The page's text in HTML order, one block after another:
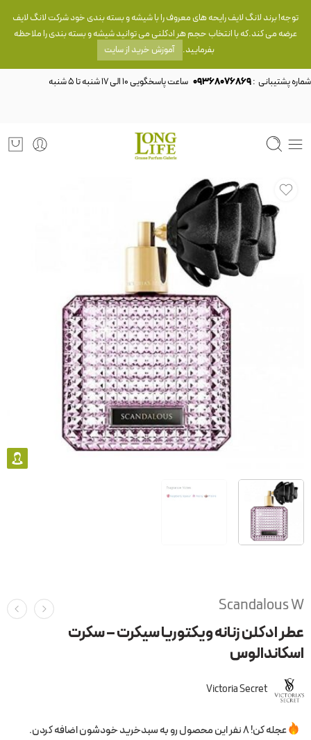
توجه! برند لانگ لایف رایحه های معروف را با شیشه و بسته بندی خود شرکت لانگ لایف
عرضه می کند.که با انتخاب حجم هر ادکلنی می توانید شیشه و بسته بندی را ملاحظه
بفرمایید. آموزش خرید از سایت
شماره پشتیبانی :09368076869
Scandalous W
عطر ادکلن زنانه ویکتوریا سیکرت – سکرت
اسکاندالوس
Victoria Secret
عجله کن! 8 نفر این محصول رو به سبدخرید خودشون اضافه کردن.